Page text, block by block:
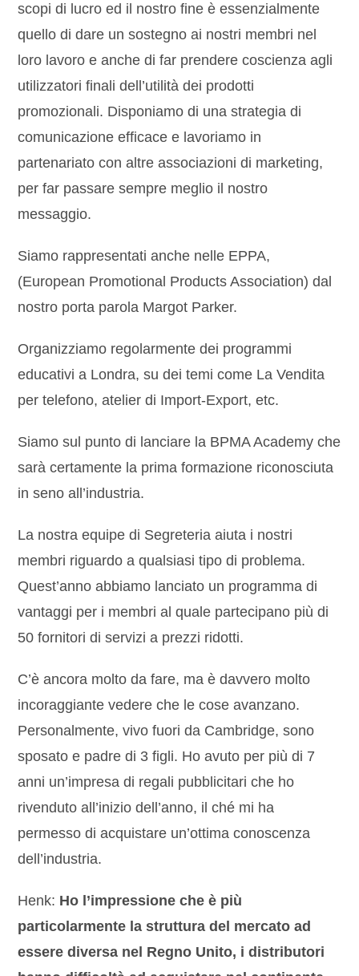
scopi di lucro ed il nostro fine è essenzialmente
quello di dare un sostegno ai nostri membri nel
loro lavoro e anche di far prendere coscienza agli
utilizzatori finali dell’utilità dei prodotti
promozionali. Disponiamo di una strategia di
comunicazione efficace e lavoriamo in
partenariato con altre associazioni di marketing,
per far passare sempre meglio il nostro
messaggio.
Siamo rappresentati anche nelle EPPA,
(European Promotional Products Association) dal
nostro porta parola Margot Parker.
Organizziamo regolarmente dei programmi
educativi a Londra, su dei temi come La Vendita
per telefono, atelier di Import-Export, etc.
Siamo sul punto di lanciare la BPMA Academy che
sarà certamente la prima formazione riconosciuta
in seno all’industria.
La nostra equipe di Segreteria aiuta i nostri
membri riguardo a qualsiasi tipo di problema.
Quest’anno abbiamo lanciato un programma di
vantaggi per i membri al quale partecipano più di
50 fornitori di servizi a prezzi ridotti.
C’è ancora molto da fare, ma è davvero molto
incoraggiante vedere che le cose avanzano.
Personalmente, vivo fuori da Cambridge, sono
sposato e padre di 3 figli. Ho avuto per più di 7
anni un’impresa di regali pubblicitari che ho
rivenduto all’inizio dell’anno, il ché mi ha
permesso di acquistare un’ottima conoscenza
dell’industria.
Henk: Ho l’impressione che è più
particolarmente la struttura del mercato ad
essere diversa nel Regno Unito, i distributori